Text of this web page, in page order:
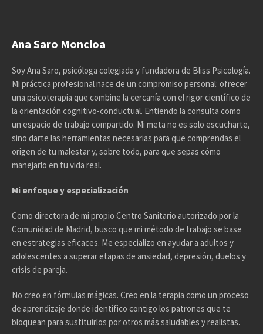
Ana Saro Moncloa
Soy Ana Saro, psicóloga colegiada y fundadora de Bliss Psicología.
Mi práctica profesional nace de un compromiso personal: ofrecer
una psicoterapia que combine la cercanía con el rigor científico de
la orientación cognitivo-conductual. Entiendo la consulta como
un espacio de trabajo compartido. Mi meta no es solo escucharte,
sino darte las herramientas necesarias para que comprendas el
origen de tu malestar y, sobre todo, para que sepas cómo
manejarlo en tu vida real.
Mi enfoque y especialización
Como directora de mi propio Centro Sanitario autorizado por la
Comunidad de Madrid, busco que mi método de trabajo se base
en estrategias eficaces. Me especializo en ayudar a adultos y
adolescentes a superar etapas de ansiedad, depresión, duelos y
crisis de pareja.
No creo en fórmulas mágicas. Creo en la terapia como un proceso
de aprendizaje donde identifico contigo los patrones que te
bloquean para sustituirlos por otros más saludables y realistas.